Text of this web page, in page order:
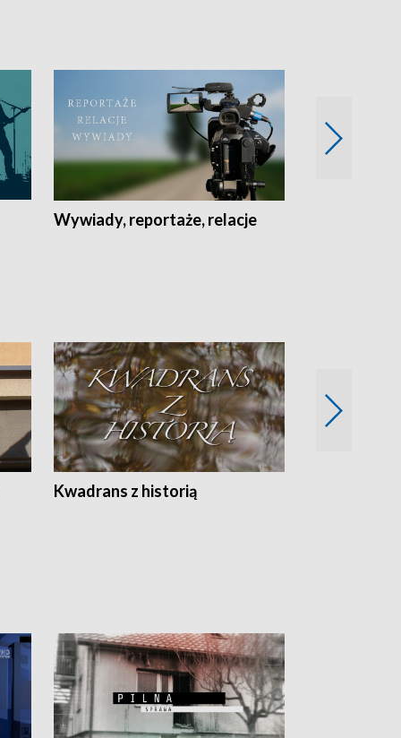
Wywiady, reportaże, relacje
Kwadrans z historią